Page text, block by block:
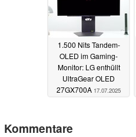
1.500 Nits Tandem-
OLED im Gaming-
Monitor: LG enthüllt
UltraGear OLED
27GX700A 17.07.2025
Kommentare